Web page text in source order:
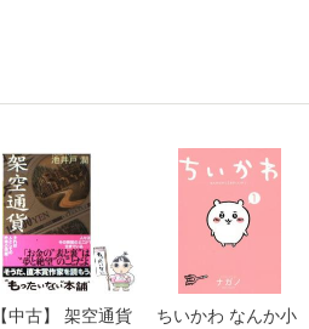
【中古】 架空通貨
ちいかわ なんか小